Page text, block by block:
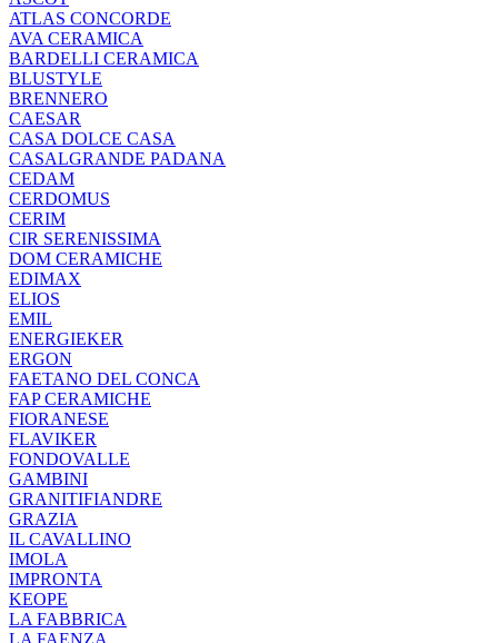
ATLAS CONCORDE
AVA CERAMICA
BARDELLI CERAMICA
BLUSTYLE
BRENNERO
CAESAR
CASA DOLCE CASA
CASALGRANDE PADANA
CEDAM
CERDOMUS
CERIM
CIR SERENISSIMA
DOM CERAMICHE
EDIMAX
ELIOS
EMIL
ENERGIEKER
ERGON
FAETANO DEL CONCA
FAP CERAMICHE
FIORANESE
FLAVIKER
FONDOVALLE
GAMBINI
GRANITIFIANDRE
GRAZIA
IL CAVALLINO
IMOLA
IMPRONTA
KEOPE
LA FABBRICA
LA FAENZA